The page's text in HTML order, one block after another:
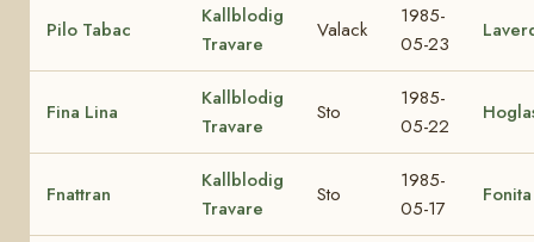
Pilo Tabac
Kallblodig
Travare
Valack
1985-
05-23
Fina Lina
Kallblodig
Travare
Sto
1985-
05-22
Fnattran
Kallblodig
Travare
Sto
1985-
05-17
Fonita